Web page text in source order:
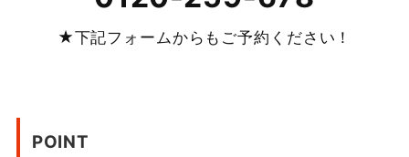
★下記フォームからもご予約ください！
POINT